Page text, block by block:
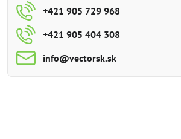
+421 905 729 968
+421 905 404 308
info​@vectorsk​.sk